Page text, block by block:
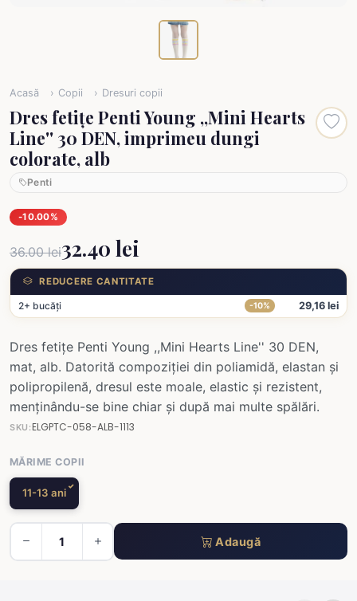
Acasă Copii Dresuri copii
Dres fetițe Penti Young ,,Mini Hearts
Line'' 30 DEN, imprimeu dungi
colorate, alb
Penti
-10.00%
36.00 lei32.40 lei
REDUCERE CANTITATE
2+ bucăți -10% 29,16 lei
Dres fetițe Penti Young ,,Mini Hearts Line'' 30 DEN,
mat, alb. Datorită compoziției din poliamidă, elastan și
polipropilenă, dresul este moale, elastic și rezistent,
menținându-se bine chiar și după mai multe spălări.
SKU:ELGPTC-058-ALB-1113
MĂRIME COPII
11-13 ani
Adaugă